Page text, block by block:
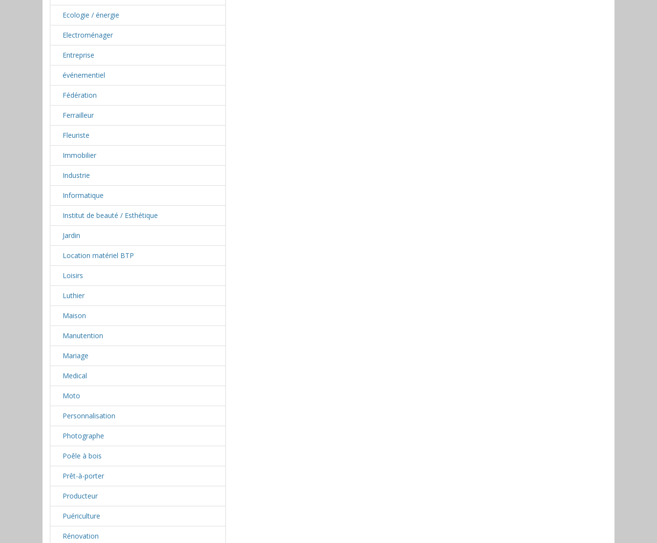
Ecologie / énergie
Electroménager
Entreprise
événementiel
Fédération
Ferrailleur
Fleuriste
Immobilier
Industrie
Informatique
Institut de beauté / Esthétique
Jardin
Location matériel BTP
Loisirs
Luthier
Maison
Manutention
Mariage
Medical
Moto
Personnalisation
Photographe
Poêle à bois
Prêt-à-porter
Producteur
Puériculture
Rénovation